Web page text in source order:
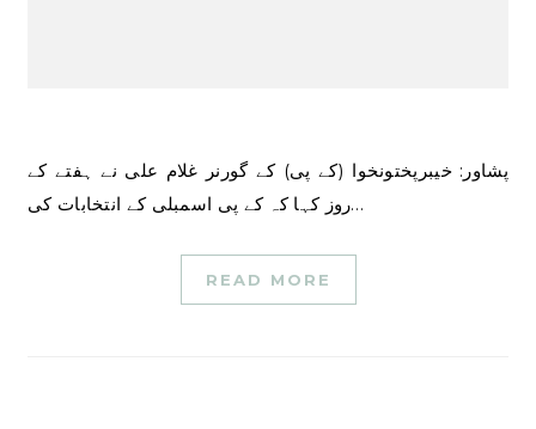
پشاور: خیبرپختونخوا (کے پی) کے گورنر غلام علی نے ہفتے کے
روز کہا کہ کے پی اسمبلی کے انتخابات کی…
READ MORE